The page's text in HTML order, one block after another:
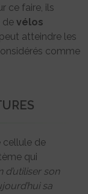
ce faire, ils
de vélos
atteindre les
comme
cellule de
qui
son
sa